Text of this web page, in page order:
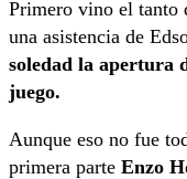
Primero vino el tanto
una asistencia de
soledad la apertura
juego.
Aunque eso no fue
primera parte Enzo